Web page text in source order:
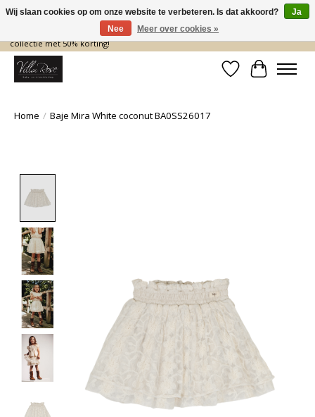
De nieuwe collectie komt eraan… en wij maken ruimte! Shop nu de zomer
collectie met 50% korting!
Verlanglijst
Home / Baje Mira White coconut BA0SS26017
Wij slaan cookies op om onze website te verbeteren. Is dat akkoord?
Ja
Nee
Meer over cookies »